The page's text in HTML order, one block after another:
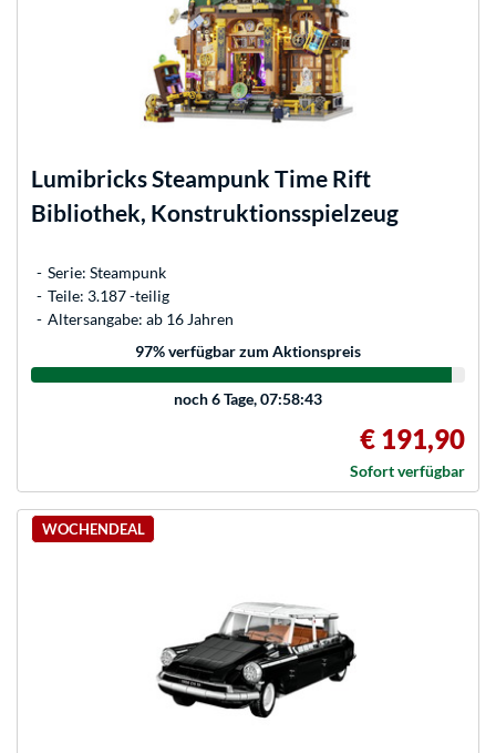
LumibricksSteampunk Time Rift
Bibliothek, Konstruktionsspielzeug
Serie: Steampunk
Teile: 3.187 -teilig
Altersangabe: ab 16 Jahren
97% verfügbar zum Aktionspreis
noch6 Tage, 07:58:43
€ 191,90
Sofort verfügbar
WOCHENDEAL